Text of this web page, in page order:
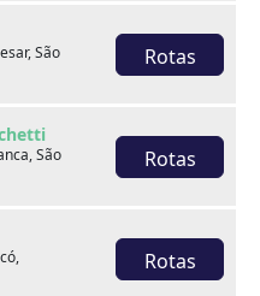
São
Rotas
São
Rotas
Rotas
Tatuapé
São Paulo, SP, 03309-